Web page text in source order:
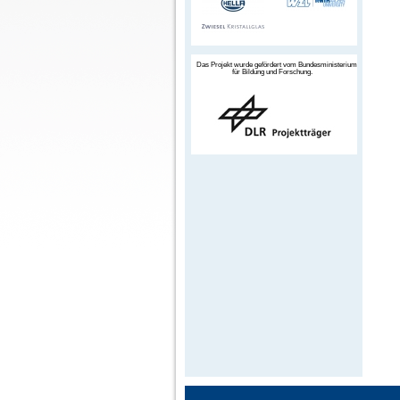
Das Projekt wurde gefördert vom Bundesministerium
für Bildung und Forschung.